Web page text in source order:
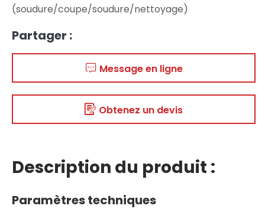
(soudure/coupe/soudure/nettoyage)
Partager :
Message en ligne
Obtenez un devis
Description du produit :
Paramètres techniques